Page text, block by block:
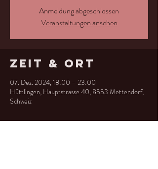
Anmeldung abgeschlossen
Veranstaltungen ansehen
Zeit & Ort
07. Dez. 2024, 18:00 – 23:00
Hüttlingen, Hauptstrasse 40, 8553 Mettendorf,
Schweiz